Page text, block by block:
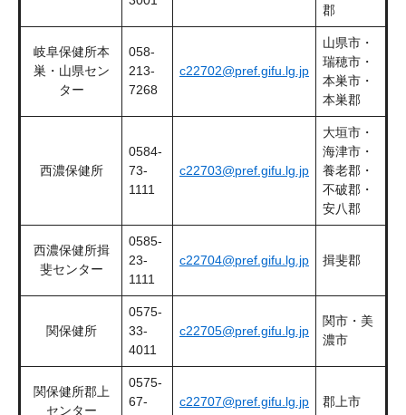
郡
岐阜保健所本
巣・山県セン
ター
058-
213-
7268
c22702@pref.gifu.lg.jp
山県市・
瑞穂市・
本巣市・
本巣郡
西濃保健所
0584-
73-
1111
c22703@pref.gifu.lg.jp
大垣市・
海津市・
養老郡・
不破郡・
安八郡
西濃保健所揖
斐センター
0585-
23-
1111
c22704@pref.gifu.lg.jp 揖斐郡
関保健所
0575-
33-
4011
c22705@pref.gifu.lg.jp
関市・美
濃市
関保健所郡上
センター
0575-
67-
c22707@pref.gifu.lg.jp 郡上市